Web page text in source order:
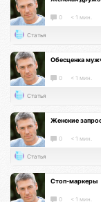
0 < 1 мин.
Статья
Обесценка
0 < 1 мин.
Статья
Женские
0 < 1 мин.
Статья
Стоп-маркеры
0 < 1 мин.